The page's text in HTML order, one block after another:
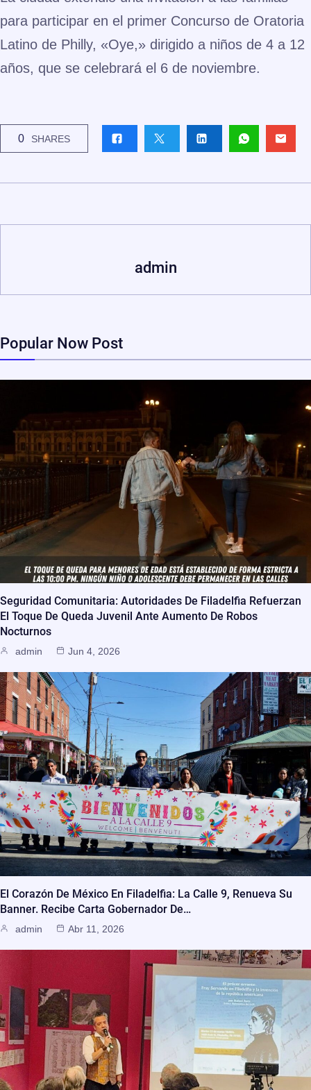
para participar en el primer Concurso de Oratoria
Latino de Philly, «Oye,» dirigido a niños de 4 a 12
años, que se celebrará el 6 de noviembre.
0 SHARES
admin
Popular Now Post
Seguridad Comunitaria: Autoridades De Filadelfia Refuerzan
El Toque De Queda Juvenil Ante Aumento De Robos
Nocturnos
admin Jun 4, 2026
El Corazón De México En Filadelfia: La Calle 9, Renueva Su
Banner. Recibe Carta Gobernador De…
admin Abr 11, 2026